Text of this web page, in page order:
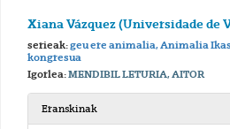
Xiana Vázquez (Universidade de
serieak:geu ere animalia, Animalia
kongresua
Igorlea:MENDIBIL LETURIA, AITOR
Eranskinak